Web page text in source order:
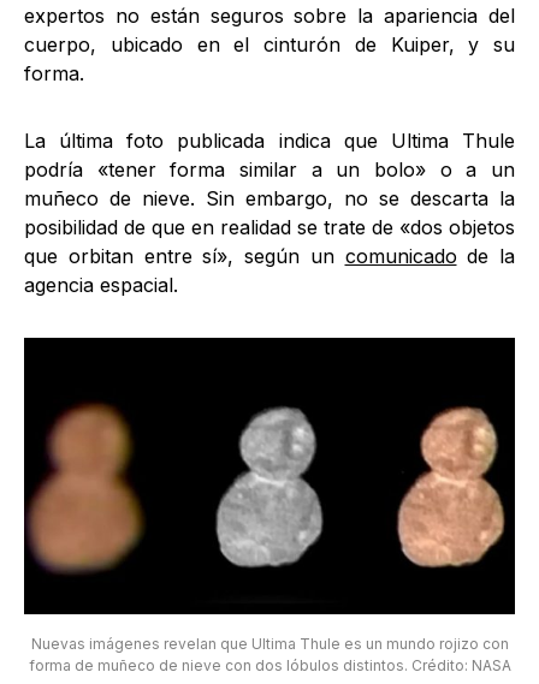
expertos no están seguros sobre la apariencia del
cuerpo, ubicado en el cinturón de Kuiper, y su
forma.
La última foto publicada indica que Ultima Thule
podría «tener forma similar a un bolo» o a un
muñeco de nieve. Sin embargo, no se descarta la
posibilidad de que en realidad se trate de «dos objetos
que orbitan entre sí», según un comunicado de la
agencia espacial.
Nuevas imágenes revelan que Ultima Thule es un mundo rojizo con
forma de muñeco de nieve con dos lóbulos distintos. Crédito: NASA